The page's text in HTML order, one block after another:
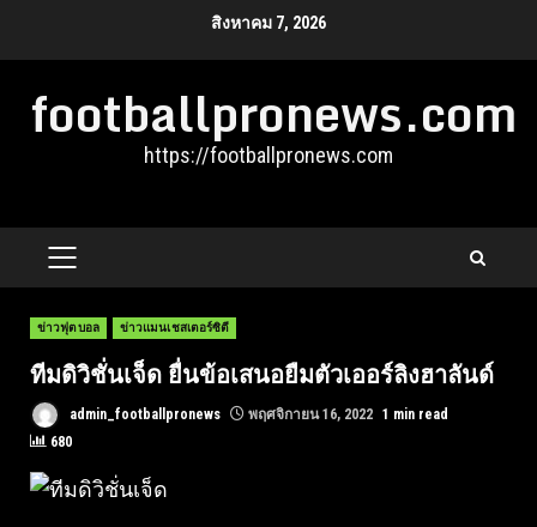
สิงหาคม 7, 2026
footballpronews.com
https://footballpronews.com
PRIMARY
ข่าวฟุตบอล ข่าวแมนเชสเตอร์ซิตี
ทีมดิวิชั่นเจ็ด ยื่นข้อเสนอยืมตัวเออร์ลิงฮาลันด์
admin_footballpronews พฤศจิกายน 16, 2022 1 min read
680